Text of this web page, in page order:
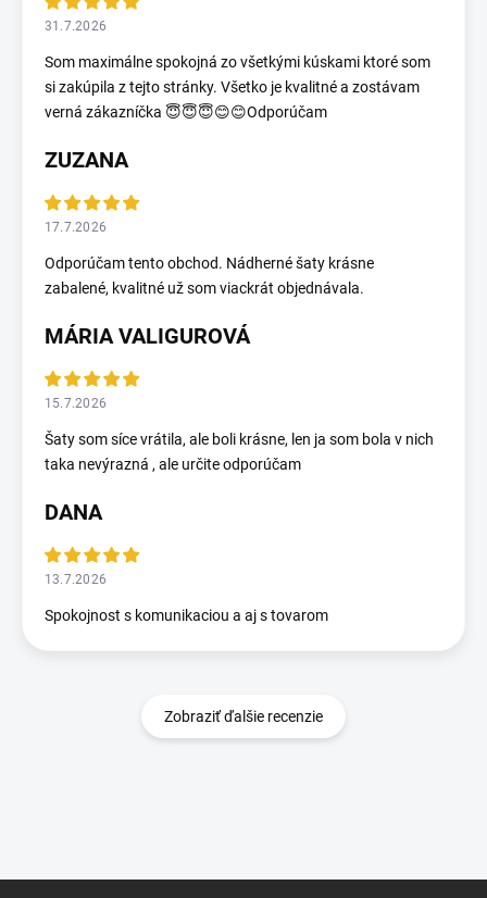
31.7.2026
Som maximálne spokojná zo všetkými kúskami ktoré som
si zakúpila z tejto stránky. Všetko je kvalitné a zostávam
verná zákazníčka 😇😇😇😊😊Odporúčam
ZUZANA
17.7.2026
Odporúčam tento obchod. Nádherné šaty krásne
zabalené, kvalitné už som viackrát objednávala.
MÁRIA VALIGUROVÁ
15.7.2026
Šaty som síce vrátila, ale boli krásne, len ja som bola v nich
taka nevýrazná , ale určite odporúčam
DANA
13.7.2026
Spokojnost s komunikaciou a aj s tovarom
Zobraziť ďalšie recenzie